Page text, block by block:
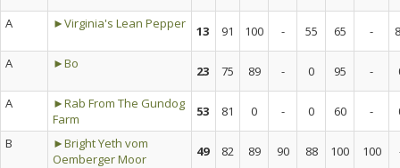
A
►Virginia's Lean Pepper 13 91 100 - 55 65 -
A
►Bo 23 75 89 - 0 95 -
A
►Rab From The Gundog
Farm
53 81 0 - 0 60 -
B
►Bright Yeth vom
Oemberger Moor
49 82 89 90 88 100 100